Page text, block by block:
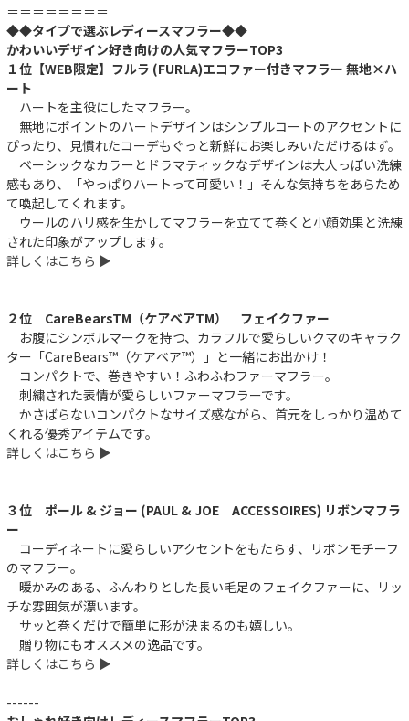
＝＝＝＝＝＝＝＝
◆◆タイプで選ぶレディースマフラー◆◆
かわいいデザイン好き向けの人気マフラーTOP3
１位【WEB限定】フルラ (FURLA)エコファー付きマフラー 無地×ハ
ート
ハートを主役にしたマフラー。
無地にポイントのハートデザインはシンプルコートのアクセントに
ぴったり、見慣れたコーデもぐっと新鮮にお楽しみいただけるはず。
ベーシックなカラーとドラマティックなデザインは大人っぽい洗練
感もあり、「やっぱりハートって可愛い！」そんな気持ちをあらため
て喚起してくれます。
ウールのハリ感を生かしてマフラーを立てて巻くと小顔効果と洗練
された印象がアップします。
詳しくはこちら ▶︎
２位 CareBearsTM（ケアベアTM） フェイクファー
お腹にシンボルマークを持つ、カラフルで愛らしいクマのキャラク
ター「CareBears™（ケアベア™）」と一緒にお出かけ！
コンパクトで、巻きやすい！ふわふわファーマフラー。
刺繍された表情が愛らしいファーマフラーです。
かさばらないコンパクトなサイズ感ながら、首元をしっかり温めて
くれる優秀アイテムです。
詳しくはこちら ▶︎
３位 ポール & ジョー (PAUL & JOE ACCESSOIRES) リボンマフラ
ー
コーディネートに愛らしいアクセントをもたらす、リボンモチーフ
のマフラー。
暖かみのある、ふんわりとした長い毛足のフェイクファーに、リッ
チな雰囲気が漂います。
サッと巻くだけで簡単に形が決まるのも嬉しい。
贈り物にもオススメの逸品です。
詳しくはこちら ▶︎
------